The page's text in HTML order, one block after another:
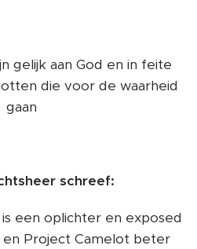
gelijk aan God en in feite
die voor de waarheid
gaan
schreef:
een oplichter en exposed
Project Camelot beter